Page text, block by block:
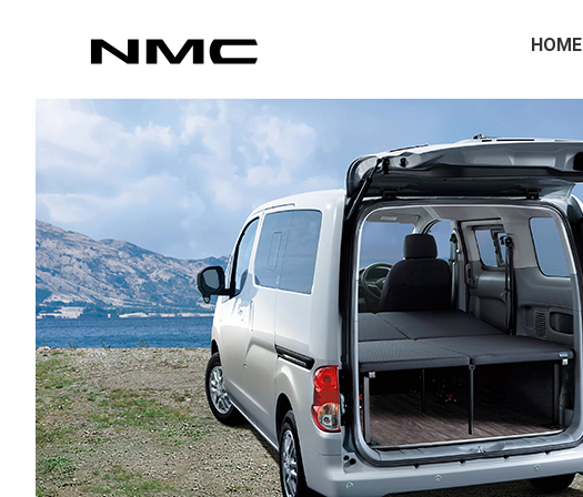
カスタマイズ事業部
HOME